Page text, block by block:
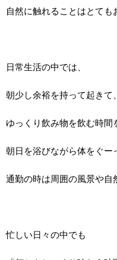
自然に触れることはとても
日常生活の中では、
朝少し余裕を持って起きて、
ゆっくり飲み物を飲む時間
朝日を浴びながら体をぐー
通勤の時は周囲の風景や自
忙しい日々の中でも